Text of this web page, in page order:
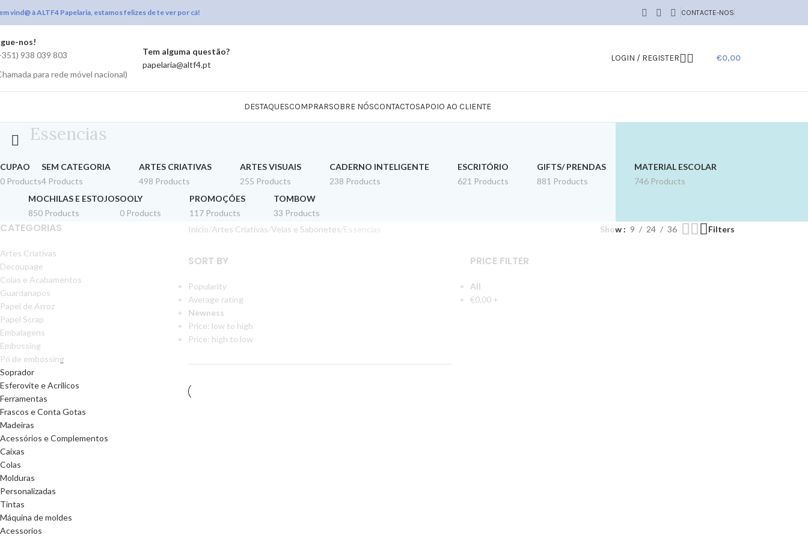
vind@ à ALTF4 Papelaria, estamos felizes de te ver por cá! CONTACTE-NOS
nos!
938 039 803
para rede móvel nacional)
Tem alguma questão?
papelaria@altf4.pt
LOGIN / REGISTER €0,00
DESTAQUESCOMPRARSOBRE NÓSCONTACTOSAPOIO AO CLIENTE
Essencias
CUPAO
0 Products
SEM CATEGORIA
4 Products
ARTES CRIATIVAS
498 Products
ARTES VISUAIS
255 Products
CADERNO INTELIGENTE
238 Products
ESCRITÓRIO
621 Products
GIFTS/ PRENDAS
881 Products
MATERIAL ESCOLAR
746 Products
MOCHILAS E ESTOJOS
850 Products
OOLY
0 Products
PROMOÇÕES
117 Products
TOMBOW
33 Products
CATEGORIAS
Artes Criativas
Decoupage
Colas e Acabamentos
Guardanapos
Papel de Arroz
Papel Scrap
Embalagens
Embossing
Pó de embossing
Soprador
Esferovite e Acrilicos
Ferramentas
Frascos e Conta Gotas
Madeiras
Acessórios e Complementos
Caixas
Colas
Molduras
Personalizadas
Tintas
Máquina de moldes
Acessorios
Início Artes Criativas Velas e Sabonetes Essencias Show 9 24 36 Filters
SORT BY
Popularity
Average rating
Newness
Price: low to high
Price: high to low
PRICE FILTER
All
€0,00 +